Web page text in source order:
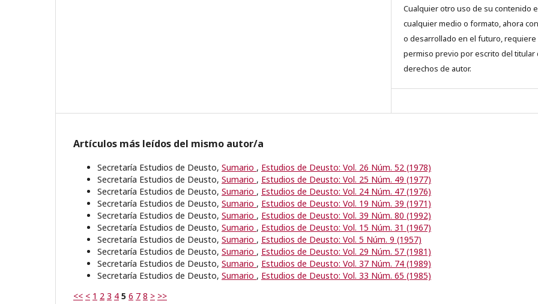
Cualquier otro uso de su contenido
cualquier medio o formato, ahora
o desarrollado en el futuro, requiere
permiso previo por escrito del titular
derechos de autor.
Artículos más leídos del mismo autor/a
Secretaría Estudios de Deusto, Sumario , Estudios de Deusto: Vol. 26 Núm. 52 (1978)
Secretaría Estudios de Deusto, Sumario , Estudios de Deusto: Vol. 25 Núm. 49 (1977)
Secretaría Estudios de Deusto, Sumario , Estudios de Deusto: Vol. 24 Núm. 47 (1976)
Secretaría Estudios de Deusto, Sumario , Estudios de Deusto: Vol. 19 Núm. 39 (1971)
Secretaría Estudios de Deusto, Sumario , Estudios de Deusto: Vol. 39 Núm. 80 (1992)
Secretaría Estudios de Deusto, Sumario , Estudios de Deusto: Vol. 15 Núm. 31 (1967)
Secretaría Estudios de Deusto, Sumario , Estudios de Deusto: Vol. 5 Núm. 9 (1957)
Secretaría Estudios de Deusto, Sumario , Estudios de Deusto: Vol. 29 Núm. 57 (1981)
Secretaría Estudios de Deusto, Sumario , Estudios de Deusto: Vol. 37 Núm. 74 (1989)
Secretaría Estudios de Deusto, Sumario , Estudios de Deusto: Vol. 33 Núm. 65 (1985)
<< < 1 2 3 4 5 6 7 8 > >>